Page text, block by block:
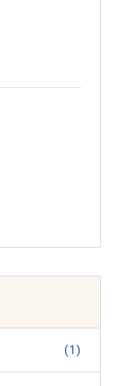
(1)